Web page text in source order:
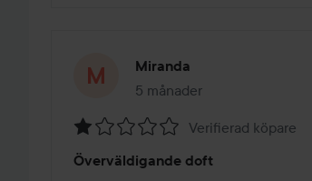
Miranda
5 månader
Inlägget skapades 5 månader
1
Verifierad köpare
Överväldigande doft